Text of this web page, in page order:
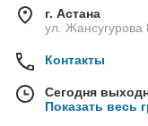
г. Астана
ул. Жансугурова
Контакты
Сегодня
Показать весь